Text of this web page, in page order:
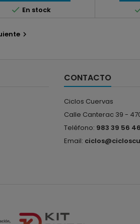
 En stock

CONTACTO
Ciclos Cuervas
Calle Canterac 39 -
Teléfono: 983 39 56 46
Email: